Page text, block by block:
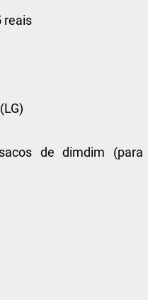
reais
de dimdim (para